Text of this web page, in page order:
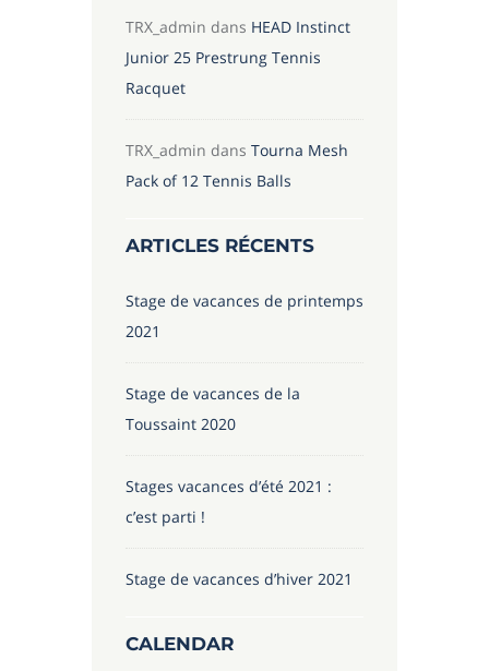
TRX_admin dans HEAD Instinct
Junior 25 Prestrung Tennis
Racquet
TRX_admin dans Tourna Mesh
Pack of 12 Tennis Balls
ARTICLES RÉCENTS
Stage de vacances de printemps
2021
Stage de vacances de la
Toussaint 2020
Stages vacances d’été 2021 :
c’est parti !
Stage de vacances d’hiver 2021
CALENDAR